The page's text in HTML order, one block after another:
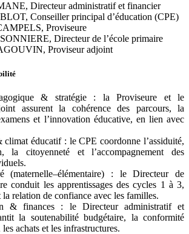
Directeur administratif et financier
Conseiller principal d’éducation (CPE)
Proviseure
Directeur de l’école primaire
Proviseur adjoint
& stratégie : la Proviseure et le
assurent la cohérence des parcours, la
et l’innovation éducative, en lien avec
éducatif : le CPE coordonne l’assiduité,
la citoyenneté et l’accompagnement des
(maternelle–élémentaire) : le Directeur de
conduit les apprentissages des cycles 1 à 3,
la relation de confiance avec les familles.
& finances : le Directeur administratif et
la soutenabilité budgétaire, la conformité
achats et les infrastructures.